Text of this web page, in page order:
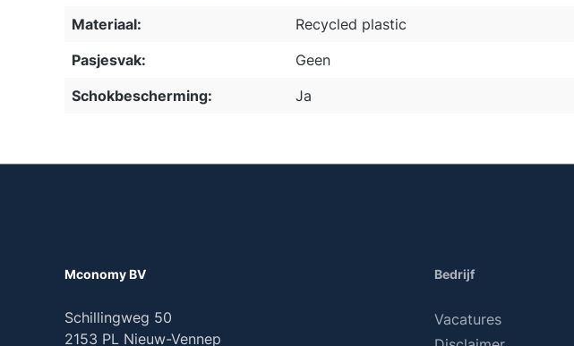
Materiaal:
Recycled plastic
Pasjesvak:
Geen
Schokbescherming:
Ja
Mconomy BV
Schillingweg 50
2153 PL Nieuw-Vennep
Bedrijf
Vacatures